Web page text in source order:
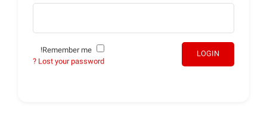
LOGIN
Lost your password ?